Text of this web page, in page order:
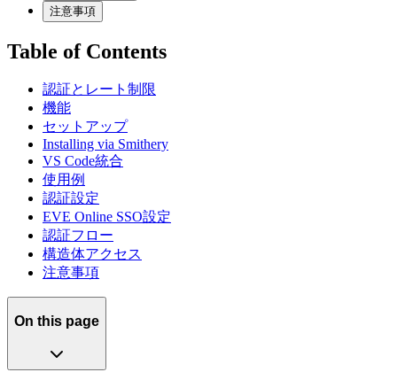
注意事項
Table of Contents
認証とレート制限
機能
セットアップ
Installing via Smithery
VS Code統合
使用例
認証設定
EVE Online SSO設定
認証フロー
構造体アクセス
注意事項
On this page